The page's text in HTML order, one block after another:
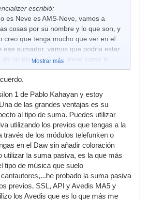
escribió:
es Neve es AMS-Neve, vamos a
cosas por su nombre y lo que son, y
creo que tenga mucho que ver en el
ese sumador. vamos que podria estar
un diseñor del Sr. neve como lo
el sumador de Vintage Designs, u
en esa onda.
en el rio, yo personalmente
un pasivo tipo folcrom mas un par de
Great River o algo asi, ya que si
damos cuenta de que el summing no
nada, o por lo menos para algo k no
conseguir integramente dentro del
nos quedaran dos buenos previos
realmente valen.
Mostrar más
1 de Pablo Kahayan y estoy
de las grandes ventajas es su
al tipo de suma. Puedes utilizar
utilizando los previos que tengas a la
través de los módulos telefunken o
en el Daw sin añadir coloración
utilizar la suma pasiva, es la que más
tipo de música que suelo
probado la suma pasiva
previos, SSL, API y Avedis MA5 y
los Avedis que es lo que más me